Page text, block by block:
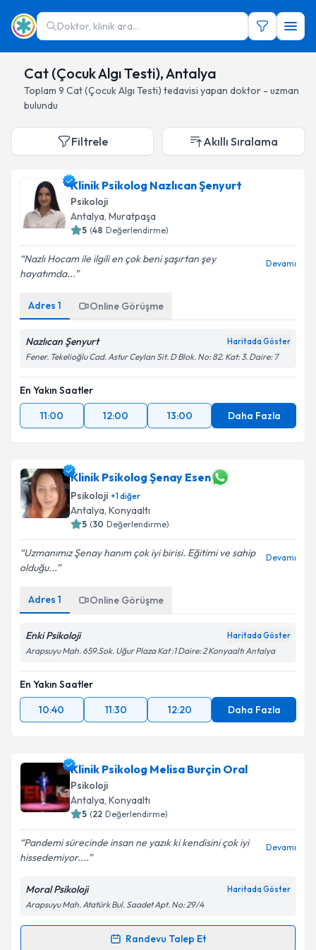
Doktor, klinik ara...
Cat (Çocuk Algı Testi), Antalya
Toplam 9 Cat (Çocuk Algı Testi) tedavisi yapan doktor - uzman
bulundu
Filtrele Akıllı Sıralama
Klinik Psikolog Nazlıcan Şenyurt
Psikoloji
Antalya, Muratpaşa
5 (48 Değerlendirme)
Nazlı Hocam ile ilgili en çok beni şaşırtan şey
hayatımda...
Devamı
Adres 1 Online Görüşme
Nazlıcan Şenyurt Haritada Göster
Fener. Tekelioğlu Cad. Astur Ceylan Sit. D Blok. No: 82. Kat: 3. Daire: 7
En Yakın Saatler
11:00
12:00 13:00 Daha Fazla
Klinik Psikolog Şenay Esen
Psikoloji +1diğer
Antalya, Konyaaltı
5 (30 Değerlendirme)
Uzmanımız Şenay hanım çok iyi birisi. Eğitimi ve sahip
olduğu...
Devamı
Adres 1 Online Görüşme
Enki Psikoloji Haritada Göster
Arapsuyu Mah. 659.Sok. Uğur Plaza Kat :1 Daire: 2 Konyaaltı Antalya
En Yakın Saatler
10:40
11:30 12:20 Daha Fazla
Klinik Psikolog Melisa Burçin Oral
Psikoloji
Antalya, Konyaaltı
5 (22 Değerlendirme)
Pandemi sürecinde insan ne yazık ki kendisini çok iyi
hissedemiyor....
Devamı
Moral Psikoloji Haritada Göster
Arapsuyu Mah. Atatürk Bul. Saadet Apt. No: 29/4
Randevu Talep Et
Randevu Takvimi Talebi